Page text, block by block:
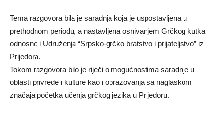
Tema razgovora bila je saradnja koja je uspostavljena u
prethodnom periodu, a nastavljena osnivanjem Grčkog kutka
odnosno i Udruženja “Srpsko-grčko bratstvo i prijateljstvo” iz
Prijedora.
Tokom razgovora bilo je riječi o mogućnostima saradnje u
oblasti privrede i kulture kao i obrazovanja sa naglaskom
značaja početka učenja grčkog jezika u Prijedoru.